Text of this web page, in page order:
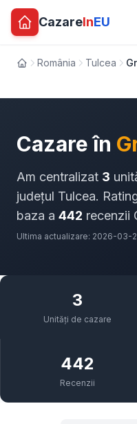
CazareInEU
AcasăRomânia Tulcea
Cazare în
Am centralizat 3
județul Tulcea.
baza a 442 recenzii
Ultima actualizare: 2026-03-
3
Unități de cazare
442
Recenzii